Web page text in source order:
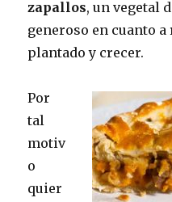
zapallos, un vegetal
generoso en cuanto
plantado y crecer.
Por
tal
motiv
o
quier